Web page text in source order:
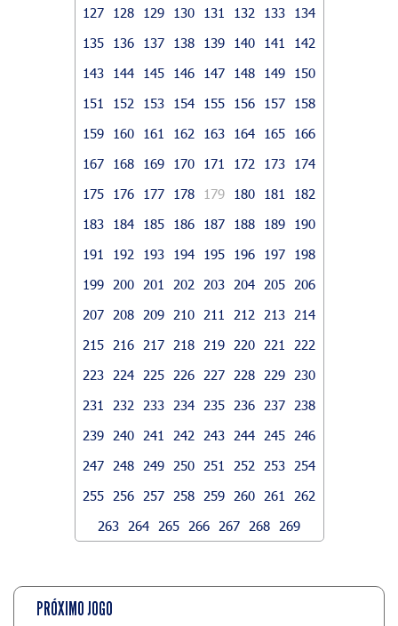
127
128 129 130 131 132 133
134
135
136 137 138 139 140 141
142
143
144 145 146 147 148 149
150
151
152 153 154 155 156 157
158
159
160 161 162 163 164 165
166
167
168 169 170 171 172 173
174
175
176 177 178 179 180 181
182
183
184 185 186 187 188 189
190
191
192 193 194 195 196 197
198
199
200 201 202 203 204 205
206
207
208 209 210 211 212 213
214
215
216 217 218 219 220 221
222
223
224 225 226 227 228 229
230
231
232 233 234 235 236 237
238
239
240 241 242 243 244 245
246
247
248 249 250 251 252 253
254
255
256 257 258 259 260 261
262
263
264 265 266 267 268 269
PRÓXIMO JOGO